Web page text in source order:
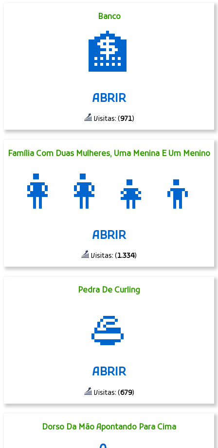
Banco
🏦
ABRIR
Visitas: (971)
Família Com Duas Mulheres, Uma Menina E Um Menino
👩‍👩‍👧‍👦
ABRIR
Visitas: (1.334)
Pedra De Curling
🥌
ABRIR
Visitas: (679)
Dorso Da Mão Apontando Para Cima